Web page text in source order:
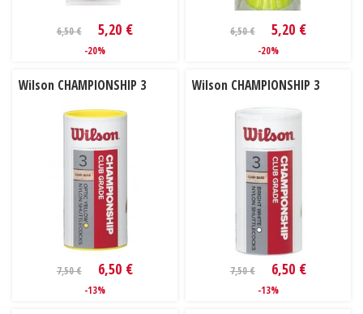
6,50 € 5,20 €
-20%
6,50 € 5,20 €
-20%
Wilson CHAMPIONSHIP 3
7,50 € 6,50 €
-13%
Wilson CHAMPIONSHIP 3
7,50 € 6,50 €
-13%